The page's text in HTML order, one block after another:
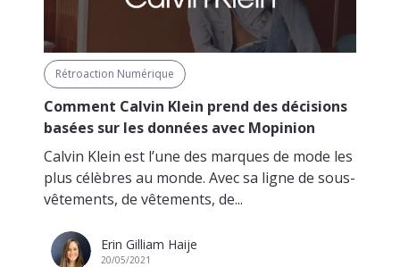
Rétroaction Numérique
Comment Calvin Klein prend des décisions
basées sur les données avec Mopinion
Calvin Klein est l’une des marques de mode les
plus célèbres au monde. Avec sa ligne de sous-
vêtements, de vêtements, de...
Erin Gilliam Haije
20/05/2021